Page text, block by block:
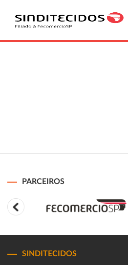
PARCEIROS
SINDITECIDOS